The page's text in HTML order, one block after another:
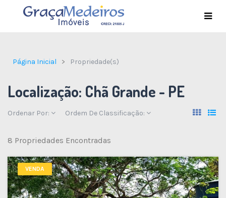
Página Inicial Propriedade(s)
Localização: Chã Grande - PE
Ordenar Por: Ordem De Classificação:
8 Propriedades Encontradas
VENDA